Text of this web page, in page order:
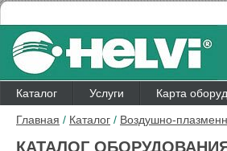
Каталог Услуги Карта
Главная / Каталог / Воздушно-
КАТАЛОГ